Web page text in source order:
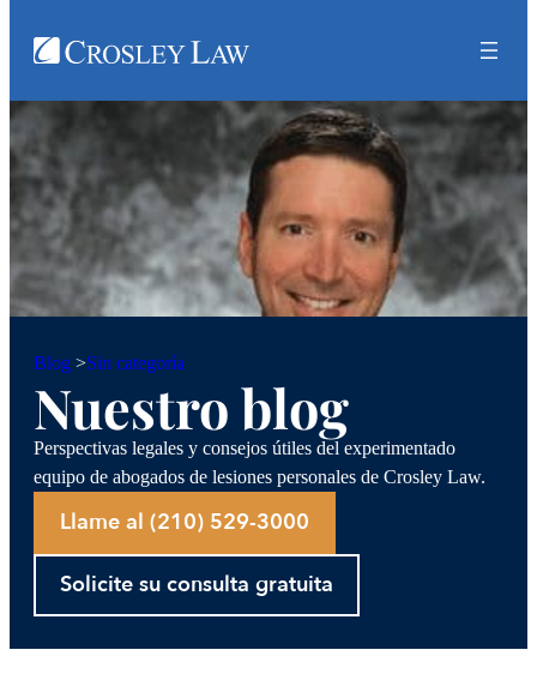
Blog >Sin categoría
Nuestro blog
Perspectivas legales y consejos útiles del experimentado
equipo de abogados de lesiones personales de Crosley Law.
Llame al (210) 529-3000
Solicite su consulta gratuita